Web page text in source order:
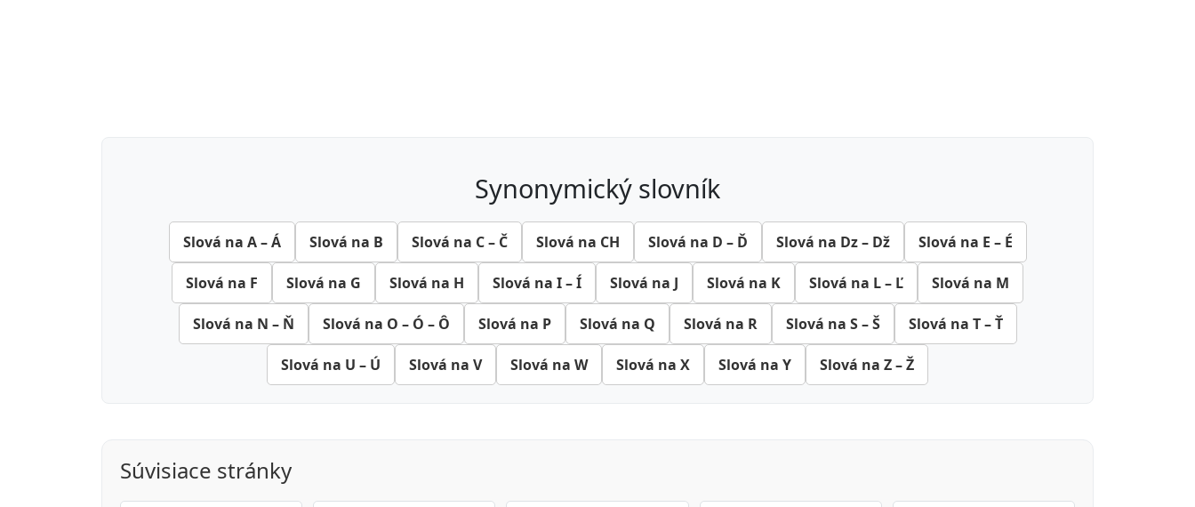
synonymický slovník
Slová na A – Á Slová na B Slová na C – Č Slová na CH Slová na D – Ď Slová na Dz – Dž Slová na E – É
Slová na F Slová na G Slová na H Slová na I – Í Slová na J Slová na K Slová na L – Ľ Slová na M
Slová na N – Ň Slová na O – Ó – Ô Slová na P Slová na Q Slová na R Slová na S – Š Slová na T – Ť
Slová na U – Ú Slová na V Slová na W Slová na X Slová na Y Slová na Z – Ž
Súvisiace stránky